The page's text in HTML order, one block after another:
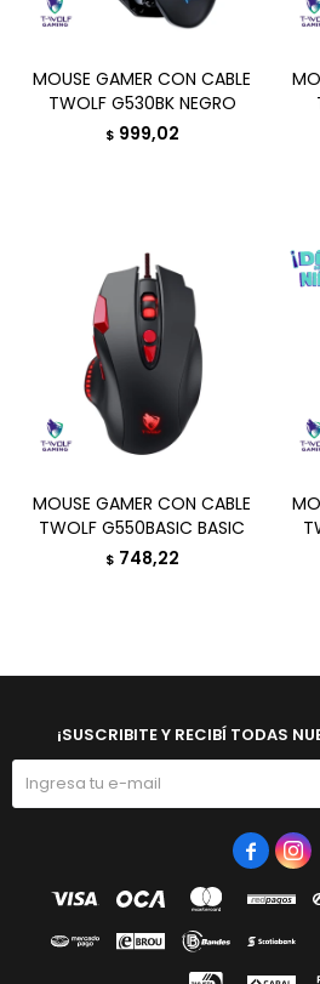
MOUSE GAMER CON CABLE
TWOLF G530BK NEGRO
$ 999,02
MOUSE GAMER CON CABLE
TWOLF G550BASIC BASIC
$ 748,22
¡SUSCRIBITE Y RECIBÍ TODAS
 